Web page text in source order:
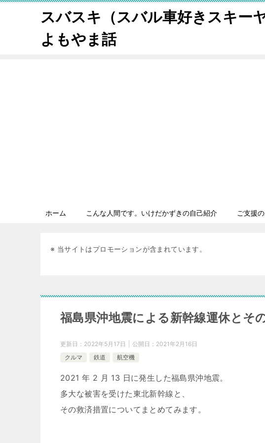
スバスキ（スバル車好きスキー
よもやま話
ホーム こんな人間です。いけだかずきの自己紹介 ご支援
※ 当サイトはプロモーションが含まれています。
福島県沖地震による新幹線運休とそ
更新日： 2022年5月17日 公開日： 2021年2月16日
クルマ
鉄道 航空機
2021 年 2 月 13 日に発生した福島県沖地震。
多大な被害を受けた東北新幹線と、
その救済措置についてまとめてみます。